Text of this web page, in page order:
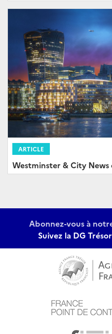
ARTICLE
Westminster & City News
Abonnez-vous à
Suivez la DG